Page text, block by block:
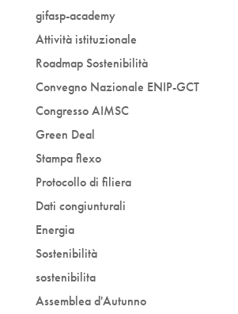
gifasp-academy
Attività istituzionale
Roadmap Sostenibilità
Convegno Nazionale ENIP-GCT
Congresso AIMSC
Green Deal
Stampa flexo
Protocollo di filiera
Dati congiunturali
Energia
Sostenibilità
sostenibilita
Assemblea d'Autunno